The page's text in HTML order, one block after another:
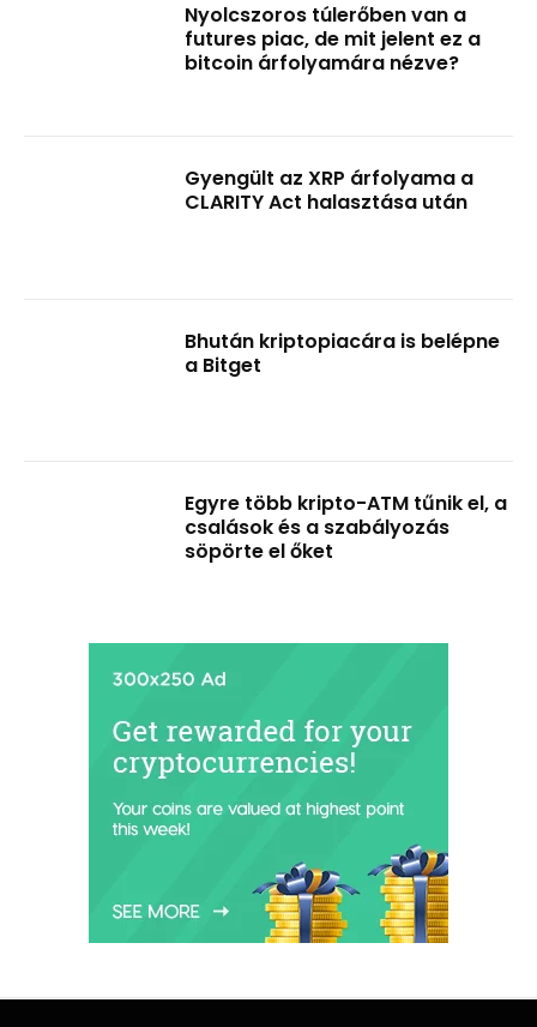
Nyolcszoros túlerőben van a
futures piac, de mit jelent ez a
bitcoin árfolyamára nézve?
Gyengült az XRP árfolyama a
CLARITY Act halasztása után
Bhután kriptopiacára is belépne
a Bitget
Egyre több kripto-ATM tűnik el, a
csalások és a szabályozás
söpörte el őket